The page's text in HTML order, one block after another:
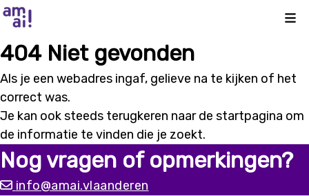
404 Niet gevonden
Als je een webadres ingaf, gelieve na te kijken of het
correct was.
Je kan ook steeds terugkeren naar de startpagina om
de informatie te vinden die je zoekt.
Nog vragen of opmerkingen?
info@amai.vlaanderen